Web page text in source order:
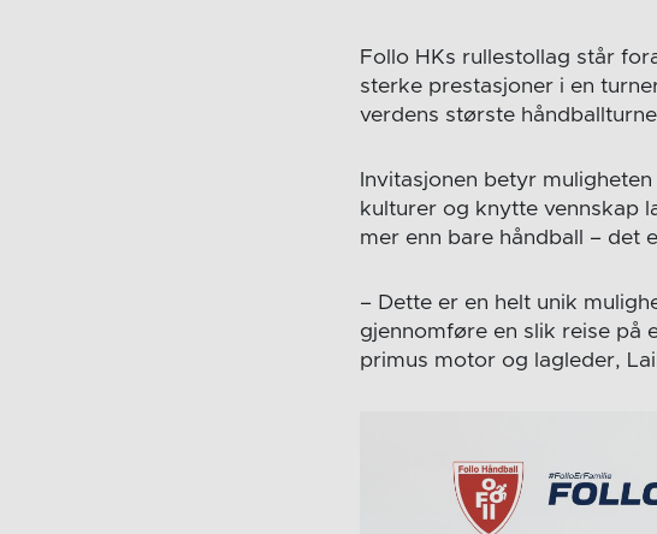
Follo HKs rullestollag står
sterke prestasjoner i en
verdens største
Invitasjonen betyr
kulturer og knytte vennskap
mer enn bare håndball – det
– Dette er en helt unik
gjennomføre en slik reise på
primus motor og lagleder,